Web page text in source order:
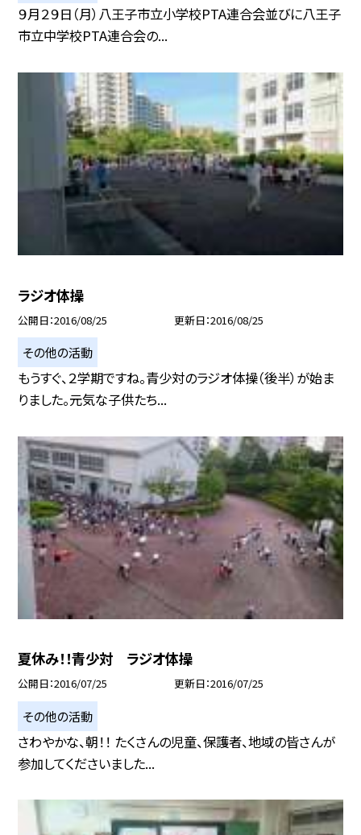
９月２９日（月）八王子市立小学校PTA連合会並びに八王子
市立中学校PTA連合会の...
ラジオ体操
公開日 2016/08/25 更新日 2016/08/25
その他の活動
もうすぐ、２学期ですね。青少対のラジオ体操（後半）が始ま
りました。元気な子供たち...
夏休み！！青少対 ラジオ体操
公開日 2016/07/25 更新日 2016/07/25
その他の活動
さわやかな、朝！！ たくさんの児童、保護者、地域の皆さんが
参加してくださいました...